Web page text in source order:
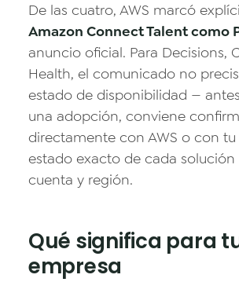
De las cuatro, AWS marcó
Amazon Connect Talent como
anuncio oficial. Para Decisions,
Health, el comunicado no
estado de disponibilidad —
una adopción, conviene
directamente con AWS o con tu
estado exacto de cada solución
cuenta y región.
Qué significa para
empresa